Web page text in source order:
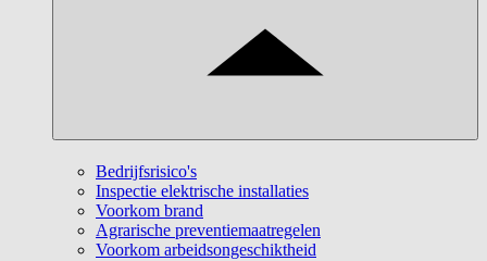
Bedrijfsrisico's
Inspectie elektrische installaties
Voorkom brand
Agrarische preventiemaatregelen
Voorkom arbeidsongeschiktheid